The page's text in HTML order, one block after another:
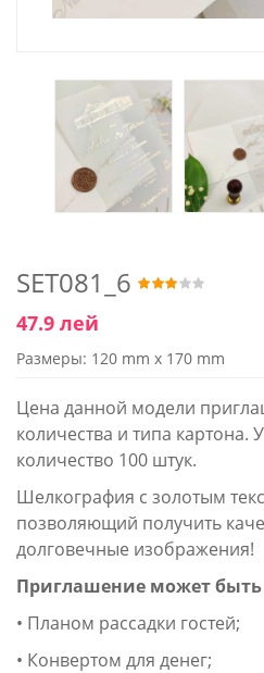
SET081_6
47.9 лей
Размеры: 120 mm x 170 mm
Цена данной модели
количества и типа картона.
количество 100 штук.
Шелкография с золотым
позволяющий получить
долговечные изображения!
Приглашение может быть
• Планом рассадки гостей;
• Конвертом для денег;